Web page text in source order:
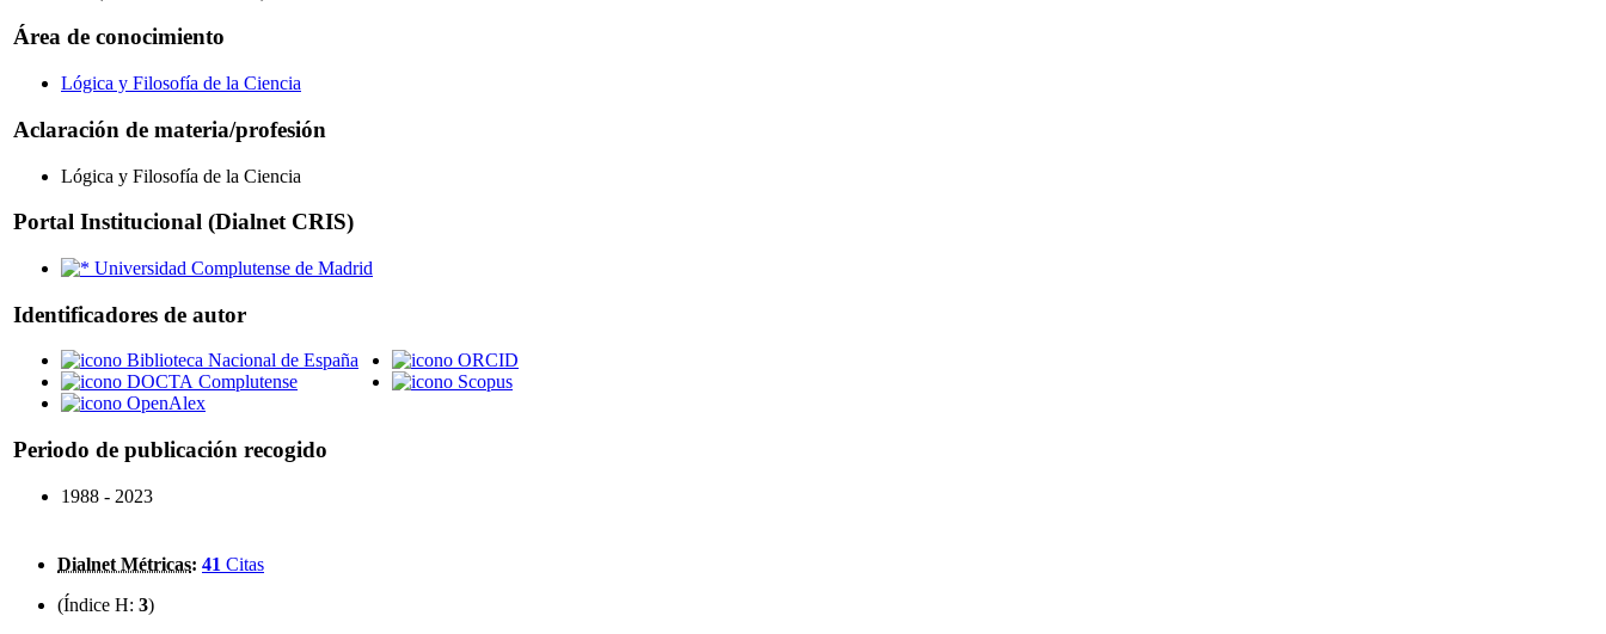
Área de conocimiento
Lógica y Filosofía de la Ciencia
Aclaración de materia/profesión
Lógica y Filosofía de la Ciencia
Portal Institucional (Dialnet CRIS)
Universidad Complutense de Madrid
Identificadores de autor
Biblioteca Nacional de España
DOCTA Complutense
OpenAlex
ORCID
Scopus
Periodo de publicación recogido
1988 - 2023
Dialnet Métricas: 41 Citas
(Índice H: 3)